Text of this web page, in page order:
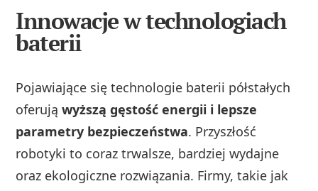
Innowacje w technologiach
baterii
Pojawiające się technologie baterii półstałych
oferująwyższą gęstość energii i lepsze
parametry bezpieczeństwa. Przyszłość
robotyki to coraz trwalsze, bardziej wydajne
oraz ekologiczne rozwiązania. Firmy, takie jak